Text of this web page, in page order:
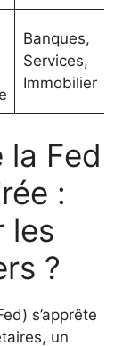
Banques,
Services,
Immobilier
la Fed
:
les
?
s’apprête
un